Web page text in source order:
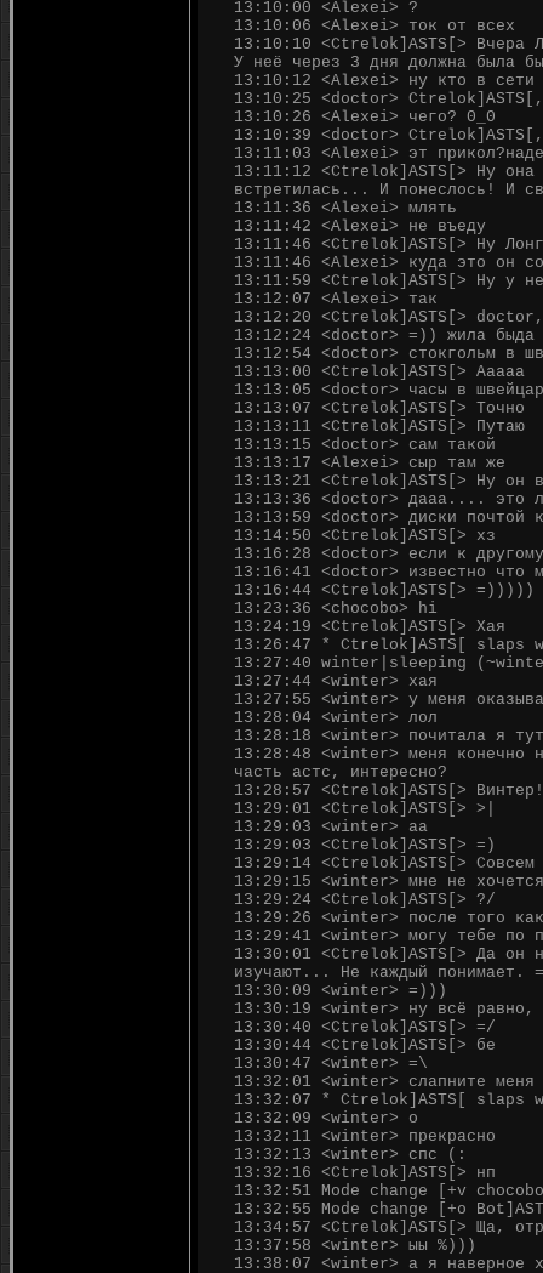
13:10:00 <Alexei> ?
13:10:06 <Alexei> ток от всех
13:10:10 <Ctrelok]ASTS[> Вчера
У неё через 3 дня должна была
13:10:12 <Alexei> ну кто в сети
13:10:25 <doctor>
13:10:26 <Alexei> чего? 0_0
13:10:39 <doctor> Ctrelok]ASTS[,
13:11:03 <Alexei> эт
13:11:12 <Ctrelok]ASTS[> Ну она
встретилась... И понеслось! И
13:11:36 <Alexei> млять
13:11:42 <Alexei> не въеду
13:11:46 <Ctrelok]ASTS[> Ну
13:11:46 <Alexei> куда это он
13:11:59 <Ctrelok]ASTS[> Ну у
13:12:07 <Alexei> так
13:12:20 <Ctrelok]ASTS[>
13:12:24 <doctor> =)) жила быда
13:12:54 <doctor> стокгольм в
13:13:00 <Ctrelok]ASTS[> Ааааа
13:13:05 <doctor> часы в
13:13:07 <Ctrelok]ASTS[> Точно
13:13:11 <Ctrelok]ASTS[> Путаю
13:13:15 <doctor> сам такой
13:13:17 <Alexei> сыр там же
13:13:21 <Ctrelok]ASTS[> Ну он
13:13:36 <doctor> дааа.... это
13:13:59 <doctor> диски почтой
13:14:50 <Ctrelok]ASTS[> хз
13:16:28 <doctor> если к
13:16:41 <doctor> известно что
13:16:44 <Ctrelok]ASTS[> =)))))
13:23:36 <chocobo> hi
13:24:19 <Ctrelok]ASTS[> Хая
13:26:47 * Ctrelok]ASTS[ slaps
13:27:40 winter|sleeping
13:27:44 <winter> хая
13:27:55 <winter> у меня
13:28:04 <winter> лол
13:28:18 <winter> почитала я
13:28:48 <winter> меня конечно
часть астс, интересно?
13:28:57 <Ctrelok]ASTS[>
13:29:01 <Ctrelok]ASTS[> >|
13:29:03 <winter> аа
13:29:03 <Ctrelok]ASTS[> =)
13:29:14 <Ctrelok]ASTS[> Совсем
13:29:15 <winter> мне не
13:29:24 <Ctrelok]ASTS[> ?/
13:29:26 <winter> после того
13:29:41 <winter> могу тебе по
13:30:01 <Ctrelok]ASTS[> Да он
изучают... Не каждый понимает.
13:30:09 <winter> =)))
13:30:19 <winter> ну всё равно,
13:30:40 <Ctrelok]ASTS[> =/
13:30:44 <Ctrelok]ASTS[> бе
13:30:47 <winter> =\
13:32:01 <winter> слапните
13:32:07 * Ctrelok]ASTS[ slaps
13:32:09 <winter> о
13:32:11 <winter> прекрасно
13:32:13 <winter> спс (:
13:32:16 <Ctrelok]ASTS[> нп
13:32:51 Mode change [+v
13:32:55 Mode change [+o
13:34:57 <Ctrelok]ASTS[> Ща,
13:37:58 <winter> ыы %)))
13:38:07 <winter> а я наверное